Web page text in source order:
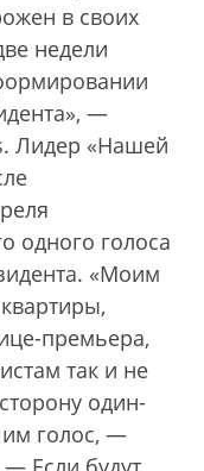
в своих
недели
—
Лидер «Нашей
одного голоса
«Моим
премьера,
так и не
один-
голос, —